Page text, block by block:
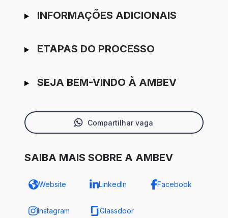
INFORMAÇÕES ADICIONAIS
ETAPAS DO PROCESSO
SEJA BEM-VINDO À AMBEV
Compartilhar vaga
SAIBA MAIS SOBRE A AMBEV
Website LinkedIn Facebook
Instagram Glassdoor